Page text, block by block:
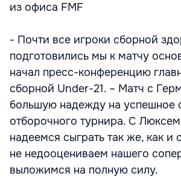
из офиса FMF
- Почти все игроки сборной
подготовились мы к матчу
начал пресс-конференцию
сборной Under-21. – Матч с
большую надежду на успешное
отборочного турнира. С
надеемся сыграть так же, как
не недооцениваем нашего
выложимся на полную силу.